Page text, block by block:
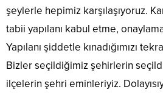
şeylerle hepimiz karşılaşıyoruz.
tabii yapılanı kabul etme,
Yapılanı şiddetle kınadığımızı
Bizler seçildiğimiz şehirlerin
ilçelerin şehri eminleriyiz.